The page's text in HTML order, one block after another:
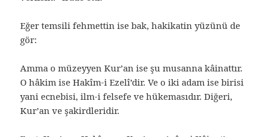
Eğer temsili fehmettin ise bak, hakikatin yüzünü de
gör:
Amma o müzeyyen Kur’an ise şu musanna kâinattır.
O hâkim ise Hakîm-i Ezelî’dir. Ve o iki adam ise birisi
yani ecnebisi, ilm-i felsefe ve hükemasıdır. Diğeri,
Kur’an ve şakirdleridir.